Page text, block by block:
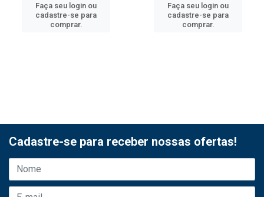
Faça seu login ou
cadastre-se para
comprar.
Faça seu login ou
cadastre-se para
comprar.
Cadastre-se para receber nossas ofertas!